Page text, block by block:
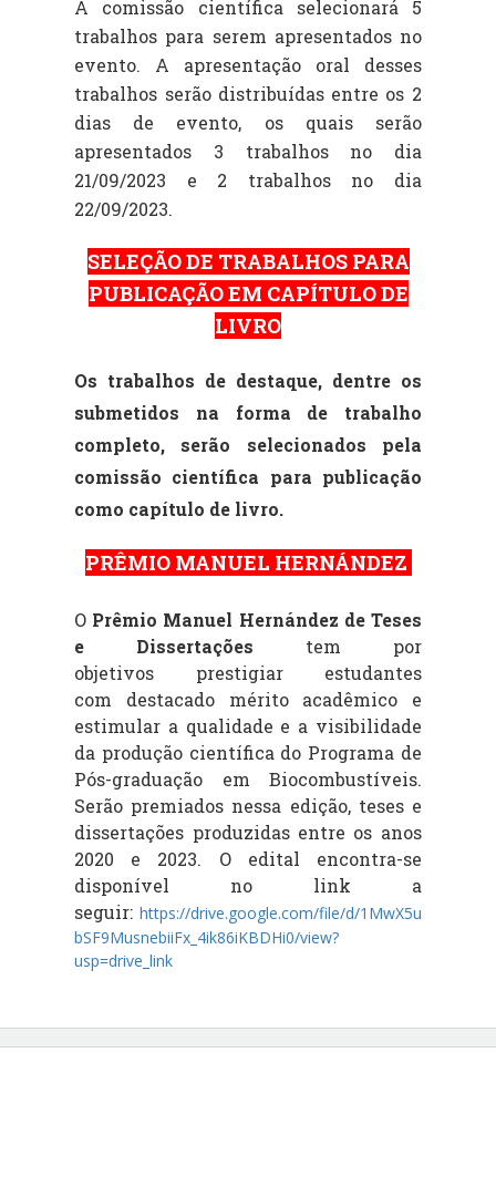
A comissão científica selecionará 5
trabalhos para serem apresentados no
evento. A apresentação oral desses
trabalhos serão distribuídas entre os 2
dias de evento, os quais serão
apresentados 3 trabalhos no dia
21/09/2023 e 2 trabalhos no dia
22/09/2023.
SELEÇÃO DE TRABALHOS PARA
PUBLICAÇÃO EM CAPÍTULO DE
LIVRO
Os trabalhos de destaque, dentre os
submetidos na forma de trabalho
completo, serão selecionados pela
comissão científica para publicação
como capítulo de livro.
PRÊMIO MANUEL HERNÁNDEZ
O Prêmio Manuel Hernández de Teses
e Dissertações tem por
objetivos prestigiar estudantes
com destacado mérito acadêmico e
estimular a qualidade e a visibilidade
da produção científica do Programa de
Pós-graduação em Biocombustíveis.
Serão premiados nessa edição, teses e
dissertações produzidas entre os anos
2020 e 2023. O edital encontra-se
disponível no link a
seguir: https://drive.google.com/file/d/1MwX5u
bSF9MusnebiiFx_4ik86iKBDHi0/view?
usp=drive_link